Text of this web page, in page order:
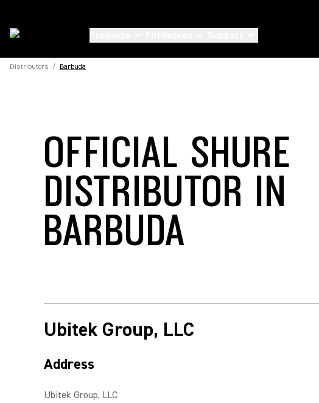
Distributors / Barbuda
OFFICIAL SHURE
DISTRIBUTOR IN
BARBUDA
Ubitek Group, LLC
Address
Ubitek Group, LLC